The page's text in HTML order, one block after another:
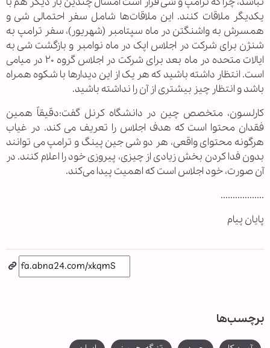
یکدیگر ملاقات کنند. این ملاقات‌ها شامل سفر احتمالی شی و
همسرش به واشنگتن در ماه سپتامبر (شهریور)، سفر ترامپ به
شنژن برای شرکت در اجلاس اپک در ماه نوامبر و بازگشت شی به
ایالات متحده در ماه بعد برای شرکت در اجلاس گروه ۲۰ در میامی
است. انتظار داشته باشید که هر یک از این دیدارها با شکوه همراه
باشد و انتظار چیز بیشتری از آن را نداشته باشید.
کارلسون، متخصص چین در دانشگاه کرنل گفت:دقیقاً همین
فقدان محتوا است که هدف اجلاس را تعریف می ‌کند. در غیاب
هرگونه محتوای واقعی، هر دو شی جین پینگ و ترامپ می ‌توانند
بدون فدا کردن بخش زیادی از چیزی، پیروزی خود را اعلام کنند. در
آن صورت، خود اجلاس است که اهمیت پیدا می‌کند.
..................
پایان پیام
برچسب‌ها